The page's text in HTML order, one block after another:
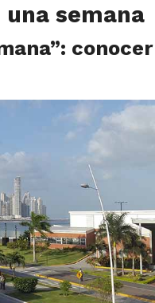
una semana
conocer